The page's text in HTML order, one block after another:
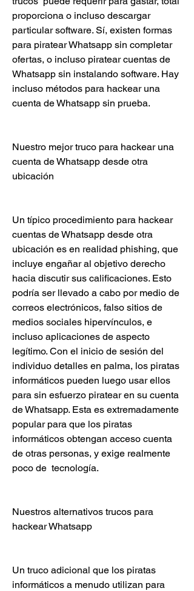
proporciona o incluso descargar
particular software. Sí, existen formas
para piratear Whatsapp sin completar
ofertas, o incluso piratear cuentas de
Whatsapp sin instalando software. Hay
incluso métodos para hackear una
cuenta de Whatsapp sin prueba.
Nuestro mejor truco para hackear una
cuenta de Whatsapp desde otra
ubicación
Un típico procedimiento para hackear
cuentas de Whatsapp desde otra
ubicación es en realidad phishing, que
incluye engañar al objetivo derecho
hacia discutir sus calificaciones. Esto
podría ser llevado a cabo por medio de
correos electrónicos, falso sitios de
medios sociales hipervínculos, e
incluso aplicaciones de aspecto
legítimo. Con el inicio de sesión del
individuo detalles en palma, los piratas
informáticos pueden luego usar ellos
para sin esfuerzo piratear en su cuenta
de Whatsapp. Esta es extremadamente
popular para que los piratas
informáticos obtengan acceso cuenta
de otras personas, y exige realmente
poco de  tecnología.
Nuestros alternativos trucos para
hackear Whatsapp
Un truco adicional que los piratas
informáticos a menudo utilizan para